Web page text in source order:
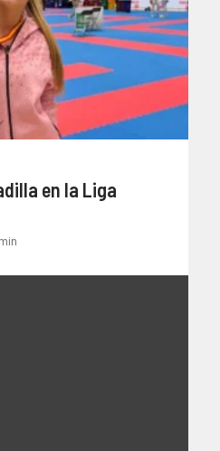
en la Liga